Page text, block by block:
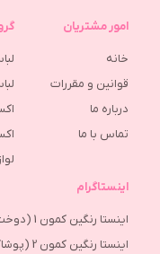
امور مشتریان
خانه
قوانین و مقررات
درباره ما
تماس با ما
اینستاگرام
اینستا رنگین کمون 1 (دوخت لباس کودک)
اینستا رنگین کمون 2 (پوشاک)